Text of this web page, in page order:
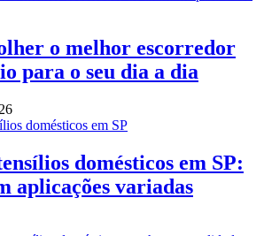
o melhor escorredor
para o seu dia a dia
domésticos em SP:
aplicações variadas